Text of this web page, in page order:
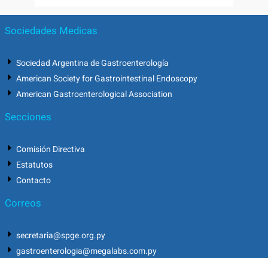
Sociedades Medicas
Sociedad Argentina de Gastroenterología
American Society for Gastrointestinal Endoscopy
American Gastroenterological Association
Secciones
Comisión Directiva
Estatutos
Contacto
Correos
secretaria@spge.org.py
gastroenterologia@megalabs.com.py